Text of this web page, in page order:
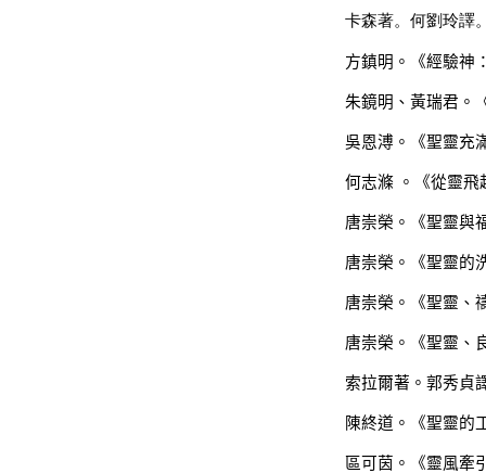
卡森著。何劉玲譯
方鎮明。《經驗神
朱鏡明、黃瑞君。
吳恩溥。《聖靈充
何志滌 。《從靈
唐崇榮。《聖靈與
唐崇榮。《聖靈的
唐崇榮。《聖靈、
唐崇榮。《聖靈、
索拉爾著。郭秀貞
陳終道。《聖靈的
區可茵。《靈風牽